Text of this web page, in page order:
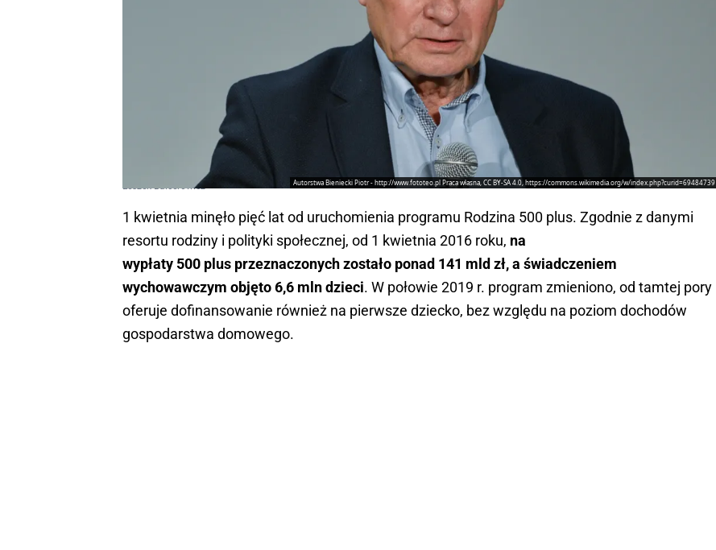
Autorstwa Bieniecki Piotr - http://www.fototeo.pl Praca własna, CC BY-SA 4.0, https://commons.wikimedia.org/w/index.php?curid=69484739
Leszek Balcerowicz
1 kwietnia minęło pięć lat od uruchomienia programu Rodzina 500 plus. Zgodnie z danymi
resortu rodziny i polityki społecznej, od 1 kwietnia 2016 roku, na
wypłaty 500 plus przeznaczonych zostało ponad 141 mld zł, a świadczeniem
wychowawczym objęto 6,6 mln dzieci. W połowie 2019 r. program zmieniono, od tamtej pory
oferuje dofinansowanie również na pierwsze dziecko, bez względu na poziom dochodów
gospodarstwa domowego.